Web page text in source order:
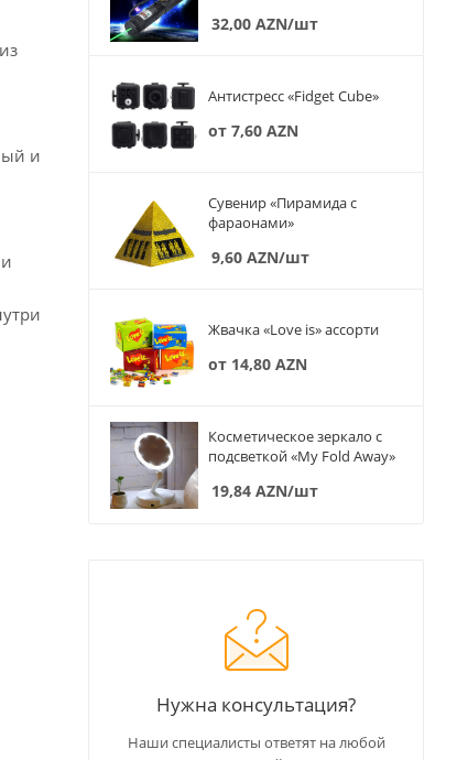
и
32,00 AZN/шт
Антистресс «Fidget Cube»
от 7,60 AZN
Сувенир «Пирамида с
фараонами»
9,60 AZN/шт
Жвачка «Love is» ассорти
от 14,80 AZN
Косметическое зеркало с
подсветкой «My Fold Away»
19,84 AZN/шт
Нужна консультация?
Наши специалисты ответят на любой